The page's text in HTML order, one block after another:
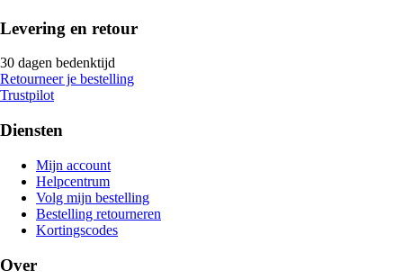
Levering en retour
30 dagen bedenktijd
Retourneer je bestelling
Trustpilot
Diensten
Mijn account
Helpcentrum
Volg mijn bestelling
Bestelling retourneren
Kortingscodes
Over